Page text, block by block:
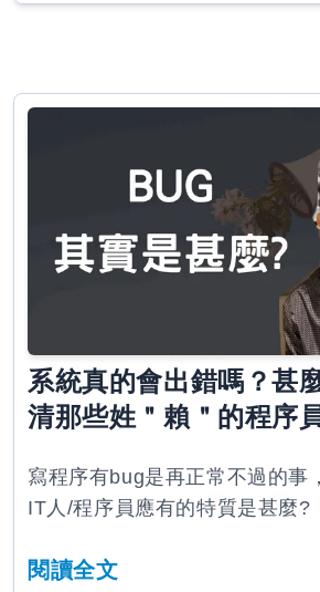
系統真的會出錯嗎？甚
清那些姓＂賴＂的程序
寫程序有bug是再正常不過的事
IT人/程序員應有的特質是甚麼?
閱讀全文